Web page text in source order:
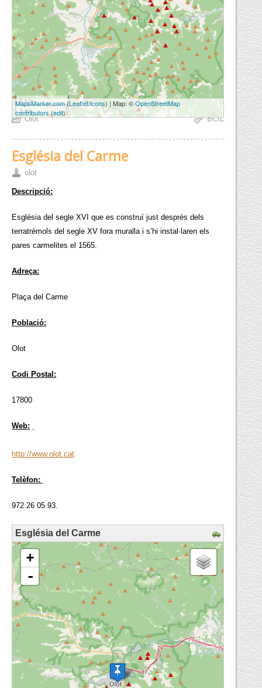
5 km
3 mi
MapsMarker.com(Leaflet/icons) | Map: ©OpenStreetMap
contributors(edit)
Olot BCIL
Església del Carme
olot
Descripció:
Església del segle XVI que es construí just després dels
terratrèmols del segle XV fora muralla i s’hi instal·laren els
pares carmelites el 1565.
Adreça:
Plaça del Carme
Població:
Olot
Codi Postal:
17800
Web:
http://www.olot.cat
Telèfon:
972 26 05 93.
Església del Carme
loading map - please wait...
+
-